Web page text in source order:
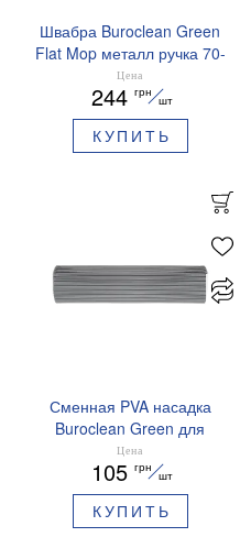
Швабра Buroclean Green
Flat Mop металл ручка 70-
120 см 41x13 см
10300117
Цена
244 грн
шт
КУПИТЬ
Сменная PVA насадка
Buroclean Green для
роликовой швабры 27 см
10300208
Цена
105 грн
шт
КУПИТЬ